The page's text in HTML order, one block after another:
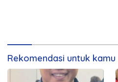
Rekomendasi untuk kamu